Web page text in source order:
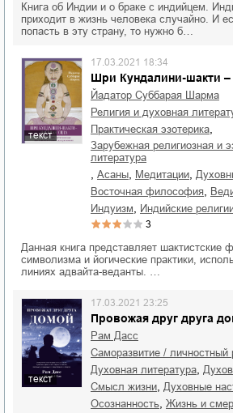
Книга об Индии и о браке с индийцем.
приходит в жизнь человека случайно. И
попасть в эту страну, то нужно б…
текст
Шри Кундалини-шакти –
17.03.2021 18:34
Йадатор Суббарая Шарма
религия и духовная
практическая эзотерика
зарубежная религиозная и эзотерическая
литература
асаны медитации
восточная философия
индуизм индийские
3
Данная книга представляет
символизма и йогические практики,
линиях адвайта-веданты. …
текст
Провожая друг друга
17.03.2021 23:25
Рам Дасс
саморазвитие / личностный
духовная литература
смысл жизни духовные
осознанность жизнь и